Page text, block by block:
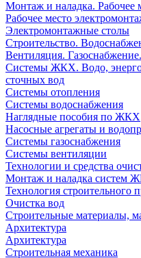
Монтаж и наладка. Рабочее
Рабочее место
Электромонтажные столы
Строительство.
Вентиляция. Газоснабжение.
Системы ЖКХ. Водо,
сточных вод
Системы отопления
Системы водоснабжения
Наглядные пособия по ЖКХ
Насосные агрегаты и
Системы газоснабжения
Системы вентиляции
Технологии и средства
Монтаж и наладка систем
Технология строительного
Очистка вод
Строительные материалы,
Архитектура
Архитектура
Cтроительная механика